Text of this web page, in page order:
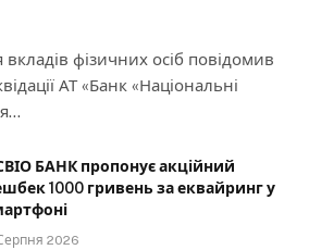
фізичних осіб повідомив
АТ «Банк «Національні
БАНК пропонує акційний
1000 гривень за еквайринг у
2026